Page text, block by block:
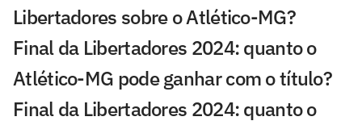
Libertadores sobre o Atlético-MG?
Final da Libertadores 2024: quanto o
Atlético-MG pode ganhar com o título?
Final da Libertadores 2024: quanto o